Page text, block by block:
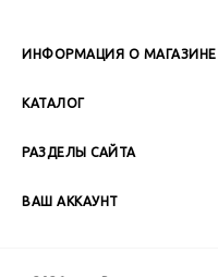
ИНФОРМАЦИЯ О МАГАЗИНЕ
Сб-Вс: Выходной
КАТАЛОГ
РАЗДЕЛЫ САЙТА
ВАШ АККАУНТ